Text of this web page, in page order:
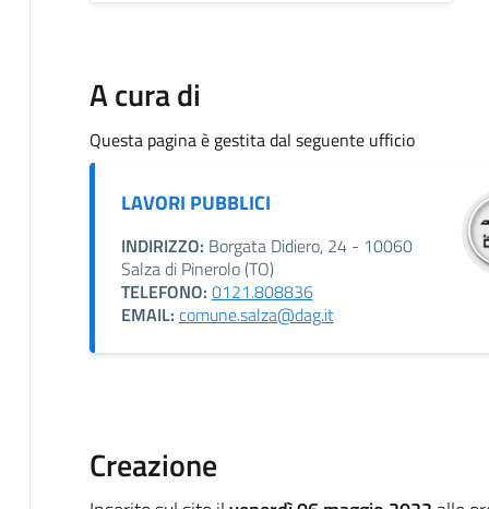
A cura di
Questa pagina è gestita dal seguente ufficio
LAVORI PUBBLICI
INDIRIZZO: Borgata Didiero, 24 - 10060
Salza di Pinerolo (TO)
TELEFONO: 0121.808836
EMAIL: comune.salza@dag.it
Creazione